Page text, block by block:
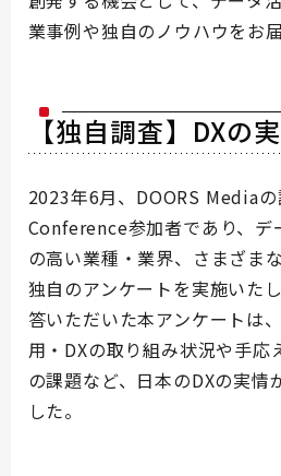
業事例や独自のノウハウをお
【独自調査】DXの
2023年6月、DOORS Media
Conference参加者であり、デ
の高い業種・業界、さまざま
独自のアンケートを実施いた
答いただいた本アンケートは
用・DXの取り組み状況や手応
の課題など、日本のDXの実情
した。